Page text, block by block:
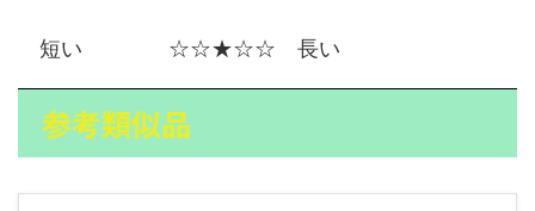
短い ☆☆★☆☆ 長い
参考類似品